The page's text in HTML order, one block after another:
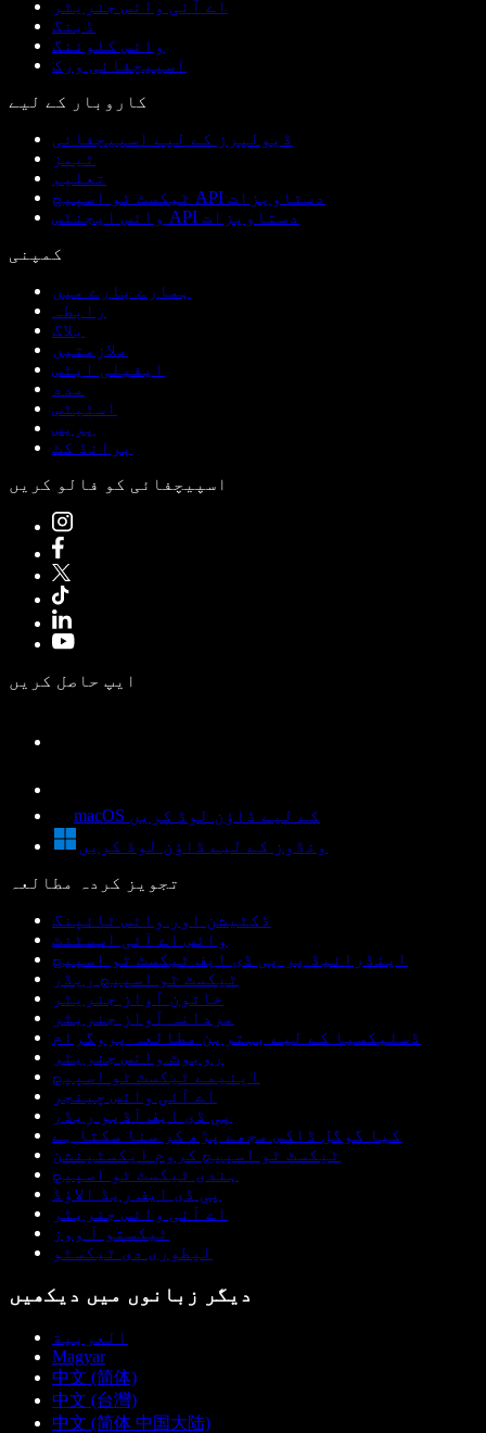
اے آئی وائس جنریٹر
ڈبنگ
وائس کلوننگ
اسپیچفائی ورک
کاروبار کے لیے
ڈیولپرز کے لیے اسپیچفائی
ٹیمز
تعلیم
ٹیکسٹ ٹو اسپیچ API دستاویزات
وائس ایجنٹس API دستاویزات
کمپنی
ہمارے بارے میں
رابطہ
بلاگ
ملازمتیں
ایفیلی ایٹس
مدد
اسٹیٹس
پریس
برانڈ کٹ
اسپیچفائی کو فالو کریں
ایپ حاصل کریں
macOS کے لیے ڈاؤن لوڈ کریں
ونڈوز کے لیے ڈاؤن لوڈ کریں
تجویز کردہ مطالعہ
ڈکٹیشن اور وائس ٹائپنگ
وائس اے آئی اسسٹنٹ
اینڈرائیڈ پر پی ڈی ایف ٹیکسٹ ٹو اسپیچ
ٹیکسٹ ٹو اسپیچ ریڈر
خاتون آواز جنریٹر
مردانہ آواز جنریٹر
ڈسلیکسیا کے لیے بہترین مطالعہ پروگرام
روبوٹ وائس جنریٹر
اینیمے ٹیکسٹ ٹو اسپیچ
اے آئی وائس چینجر
پی ڈی ایف آڈیو ریڈر
کیا گوگل ڈاکس مجھے پڑھ کر سنا سکتا ہے
ٹیکسٹ ٹو اسپیچ کروم ایکسٹینشن
ہندی ٹیکسٹ ٹو اسپیچ
پی ڈی ایف ریڈ الاؤڈ
اے آئی وائس جنریٹر
ٹیکستو آ ووز
لیطوری دی ٹیکسٹو
دیگر زبانوں میں دیکھیں
العربية
Magyar
中文 (简体)
中文 (台灣)
中文 (简体 中国大陆)